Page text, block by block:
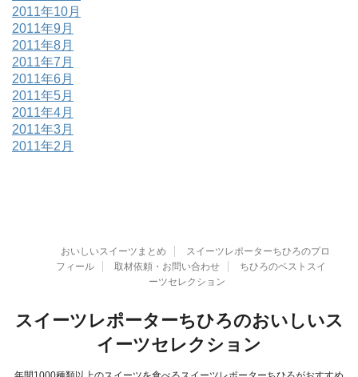
2011年10月
2011年9月
2011年8月
2011年7月
2011年6月
2011年5月
2011年4月
2011年3月
2011年2月
おいしいスイーツまとめ
スイーツレポーターちひろのプロ
フィール
取材依頼・お問い合わせ
ちひろのベストスイ
ーツセレクション
スイーツレポーターちひろのおいしいス
イーツセレクション